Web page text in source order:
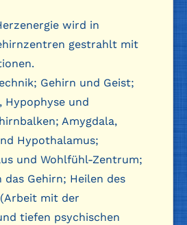
wird in
gestrahlt mit
Gehirn und Geist;
Hypophyse und
Amygdala,
Hypothalamus;
und Wohlfühl-Zentrum;
Gehirn; Heilen des
mit der
tiefen psychischen